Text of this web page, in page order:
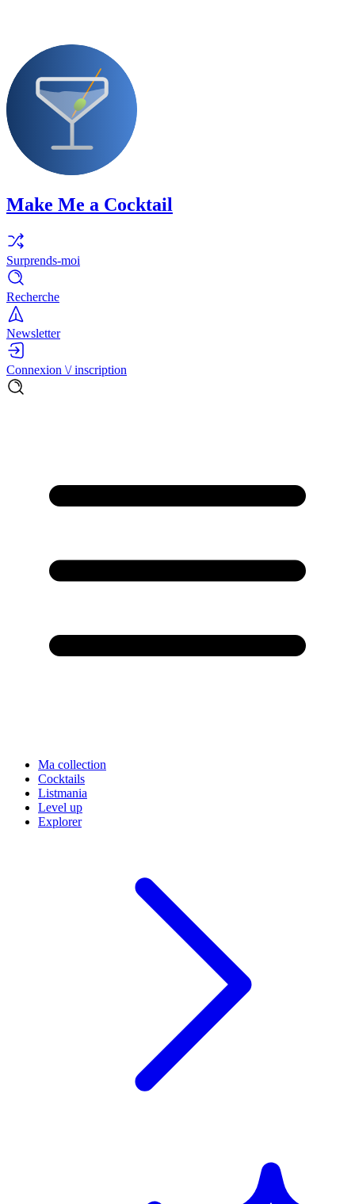
Make Me a Cocktail
Surprends-moi
Recherche
Newsletter
Connexion \/ inscription
Ma collection
Cocktails
Listmania
Level up
Explorer